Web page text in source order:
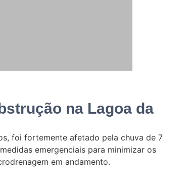
na Lagoa da